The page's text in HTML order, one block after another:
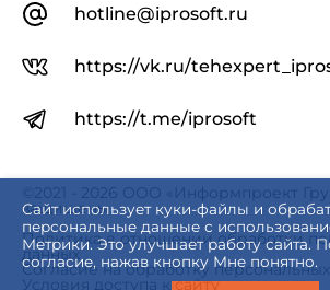
Сайт использует куки-файлы и
персональные данные с
Метрики. Это улучшает работу сайта.
согласие, нажав кнопку Мне понятно.
hotline@iprosoft.ru
https://vk.ru/
https://t.me/iprosoft
©2021 - 2026 ООО «Информпроект
защищены.
Политика в отношении обработки
данных
Согласие на обработку
Условия доступа к сайту